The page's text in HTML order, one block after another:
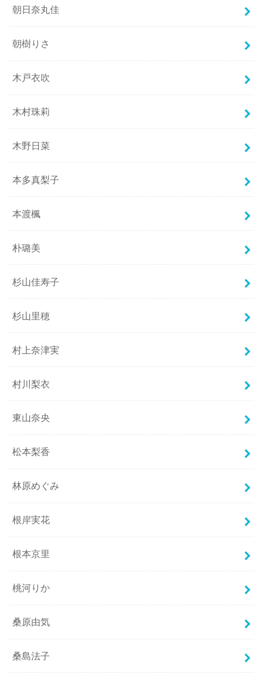
朝日奈丸佳
朝樹りさ
木戸衣吹
木村珠莉
木野日菜
本多真梨子
本渡楓
朴璐美
杉山佳寿子
杉山里穂
村上奈津実
村川梨衣
東山奈央
松本梨香
林原めぐみ
根岸実花
根本京里
桃河りか
桑原由気
桑島法子